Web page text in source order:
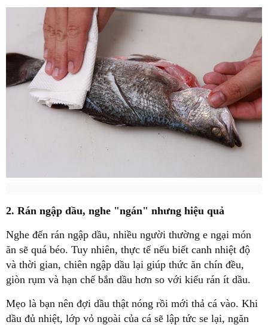
2. Rán ngập dầu, nghe "ngán" nhưng hiệu quả
Nghe đến rán ngập dầu, nhiều người thường e ngại món
ăn sẽ quá béo. Tuy nhiên, thực tế nếu biết canh nhiệt độ
và thời gian, chiên ngập dầu lại giúp thức ăn chín đều,
giòn rụm và hạn chế bắn dầu hơn so với kiểu rán ít dầu.
Mẹo là bạn nên đợi dầu thật nóng rồi mới thả cá vào. Khi
dầu đủ nhiệt, lớp vỏ ngoài của cá sẽ lập tức se lại, ngăn